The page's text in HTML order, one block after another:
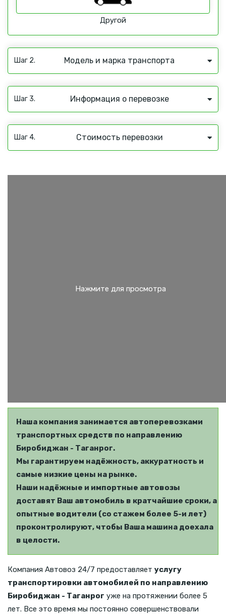
Другой
Шаг 2. Модель и марка транспорта
Шаг 3. Информация о перевозке
Шаг 4. Стоимость перевозки
Наша компания занимается автоперевозками
транспортных средств по направлению
Биробиджан - Таганрог.
Мы гарантируем надёжность, аккуратность и
самые низкие цены на рынке.
Наши надёжные и импортные автовозы
доставят Ваш автомобиль в кратчайшие сроки, а
опытные водители (со стажем более 5-и лет)
проконтролируют, чтобы Ваша машина доехала
в целости.
Компания Автовоз 24/7 предоставляет услугу
транспортировки автомобилей по направлению
Биробиджан - Таганрог уже на протяжении более 5
лет. Все это время мы постоянно совершенствовали